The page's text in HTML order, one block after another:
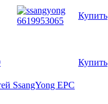
Купить
Купить
SsangYong EPC